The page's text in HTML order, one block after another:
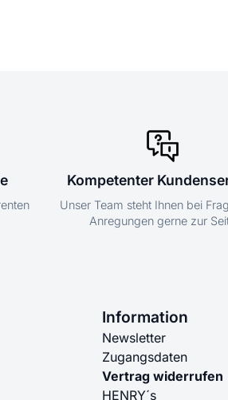
Kompetenter
Unser Team steht Ihnen bei
Anregungen gerne zur
Information
Newsletter
Zugangsdaten
Vertrag widerrufen
HENRY´s